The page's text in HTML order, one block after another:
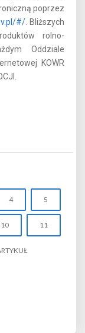
poprzez
#/ . Bliższych
rolno-
Oddziale
KOWR
4 5
10 11